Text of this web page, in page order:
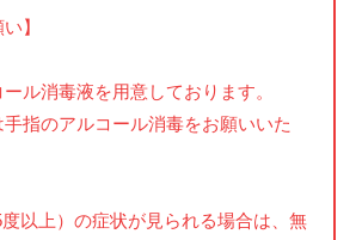
】
ール消毒液を用意しております。
指のアルコール消毒をお願いいた
度以上）の症状が見られる場合は、無